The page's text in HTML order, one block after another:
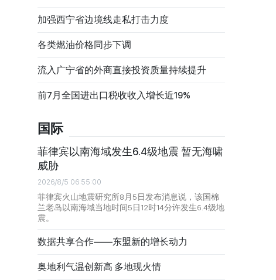
加强西宁省边境线走私打击力度
各类燃油价格同步下调
流入广宁省的外商直接投资质量持续提升
前7月全国进出口税收收入增长近19%
国际
菲律宾以南海域发生6.4级地震 暂无海啸
威胁
2026/8/5 06:55:00
菲律宾火山地震研究所8月5日发布消息说，该国棉
兰老岛以南海域当地时间5日12时14分许发生6.4级地
震。
数据共享合作——东盟新的增长动力
奥地利气温创新高 多地现火情